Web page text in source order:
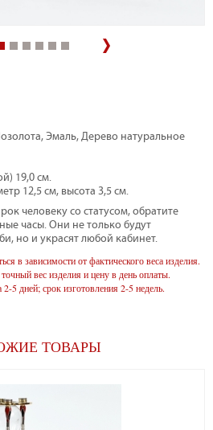
Эмаль, Дерево натуральное
19,0 см.
12,5 см, высота 3,5 см.
человеку со статусом, обратите
часы. Они не только будут
но и украсят любой кабинет.
в зависимости от фактического веса изделия.
вес изделия и цену в день оплаты.
5 дней; срок изготовления 2-5 недель.
ТОВАРЫ